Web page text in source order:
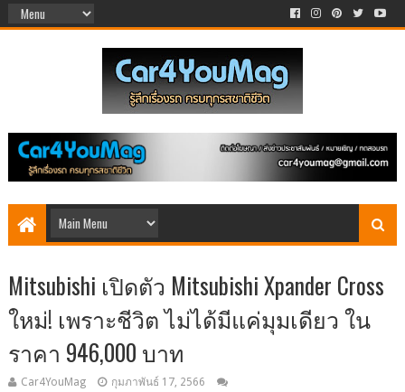
Mitsubishi เปิดตัว Mitsubishi Xpander Cross
ใหม่! เพราะชีวิต ไม่ได้มีแค่มุมเดียว ใน
ราคา 946,000 บาท
Car4YouMag กุมภาพันธ์ 17, 2566